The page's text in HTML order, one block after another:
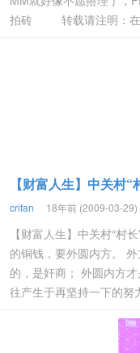
拍砖 转载请注明：在
【财富人生】中关村“
crifan 18年前 (2009-03-29)
【财富人生】中关村“村
的铜钱，要外圆内方。
的，是奸商； 外圆内方
往产生于再坚持一下的努